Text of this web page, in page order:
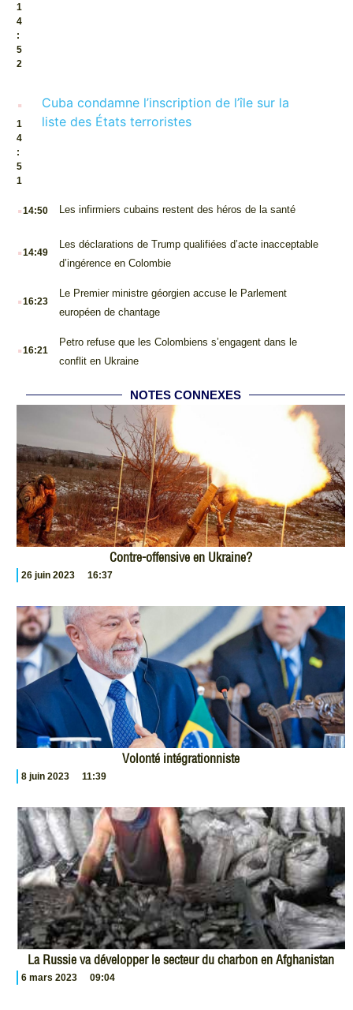
1
4
:
5
2
.
1
4
:
5
1
Cuba condamne l’inscription de l’île sur la
liste des États terroristes
.14:50 Les infirmiers cubains restent des héros de la santé
.14:49
Les déclarations de Trump qualifiées d’acte inacceptable
d’ingérence en Colombie
.16:23
Le Premier ministre géorgien accuse le Parlement
européen de chantage
.16:21
Petro refuse que les Colombiens s’engagent dans le
conflit en Ukraine
NOTES CONNEXES
Contre-offensive en Ukraine?
26 juin 2023 16:37
Volonté intégrationniste
8 juin 2023 11:39
La Russie va développer le secteur du charbon en Afghanistan
6 mars 2023 09:04